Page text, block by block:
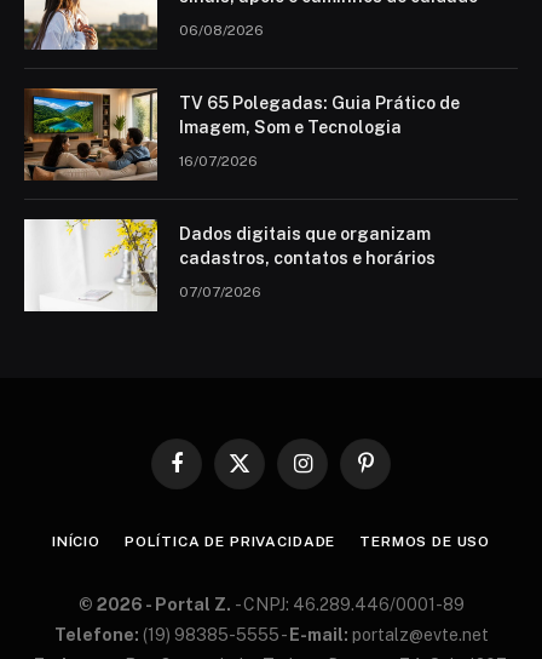
06/08/2026
TV 65 Polegadas: Guia Prático de
Imagem, Som e Tecnologia
16/07/2026
Dados digitais que organizam
cadastros, contatos e horários
07/07/2026
Facebook
X
InstagramPinterest
INÍCIO POLÍTICA DE PRIVACIDADE TERMOS DE USO
© 2026 - Portal Z. - CN​PJ: 46.​289.​446/​0001-​89
Te​lefone: (19) 98​385-​5555 - E-​mail: portalz@​ev​te.​net